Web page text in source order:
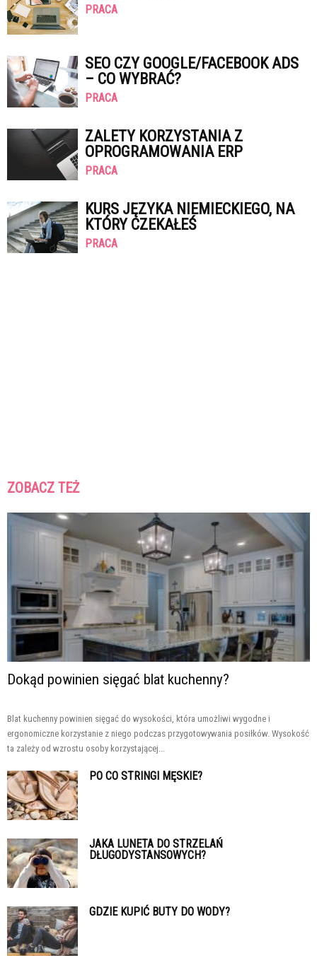
PRACA
SEO CZY GOOGLE/FACEBOOK ADS
– CO WYBRAĆ?
PRACA
ZALETY KORZYSTANIA Z
OPROGRAMOWANIA ERP
PRACA
KURS JĘZYKA NIEMIECKIEGO, NA
KTÓRY CZEKAŁEŚ
PRACA
ZOBACZ TEŻ
Dokąd powinien sięgać blat kuchenny?
Blat kuchenny powinien sięgać do wysokości, która umożliwi wygodne i
ergonomiczne korzystanie z niego podczas przygotowywania posiłków. Wysokość
ta zależy od wzrostu osoby korzystającej...
PO CO STRINGI MĘSKIE?
JAKA LUNETA DO STRZELAŃ
DŁUGODYSTANSOWYCH?
GDZIE KUPIĆ BUTY DO WODY?